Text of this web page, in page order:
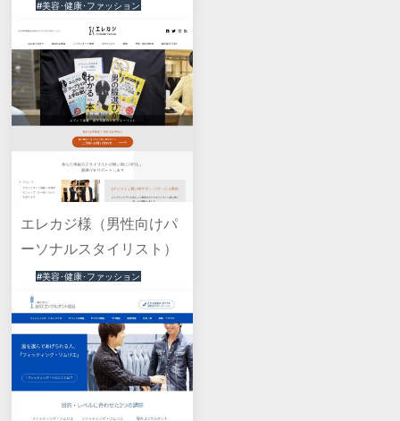
#美容･健康･ファッション
エレカジ様（男性向けパ
ーソナルスタイリスト）
#美容･健康･ファッション